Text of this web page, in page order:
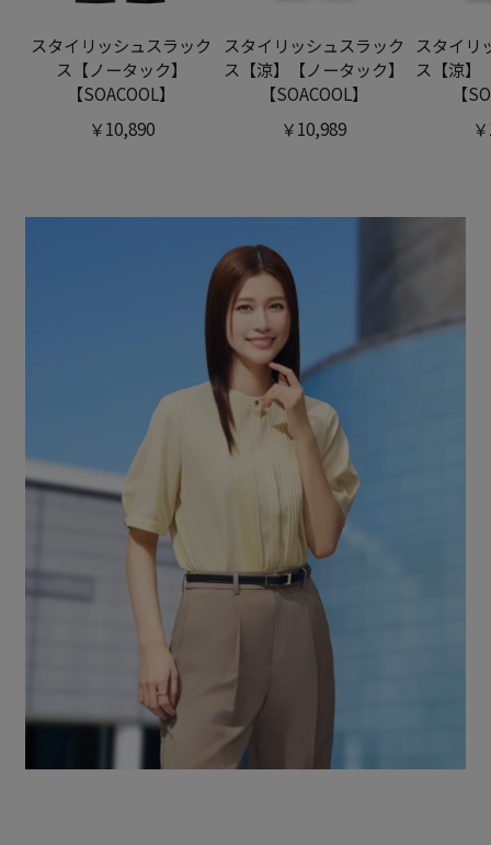
スタイリッシュスラック
ス【ノータック】
【SOACOOL】
￥10,890
スタイリッシュスラック
ス【涼】【ノータック】
【SOACOOL】
￥10,989
スタイリ
ス【涼】
【